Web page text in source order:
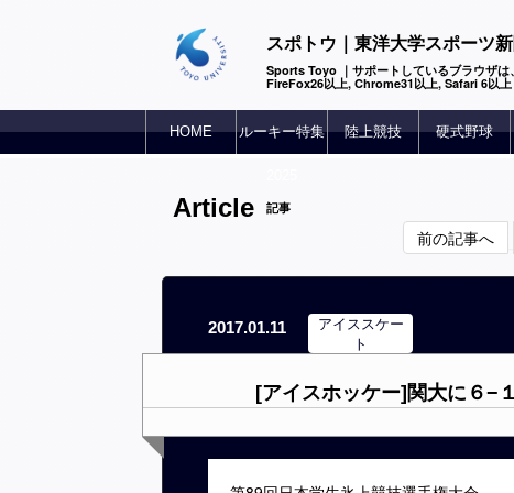
スポトウ｜東洋大学スポーツ
Sports Toyo ｜サポートしているブラウザは
FireFox26以上, Chrome31以上, Safari 6以上
HOME ルーキー特集 陸上競技 硬式野球
Article 記事
前の記事へ
2017.01.11
アイススケー
ト
[アイスホッケー]関大に６